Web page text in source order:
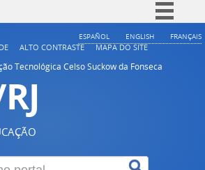
Simplifique!
ESPAÑOL ENGLISH FRANÇAIS
ALTO CONTRASTE
MAPA DO SITE
Tecnológica Celso Suckow da Fonseca